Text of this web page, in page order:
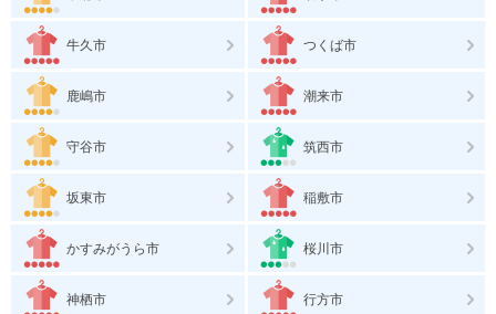
牛久市 つくば市
鹿嶋市 潮来市
守谷市 筑西市
坂東市 稲敷市
かすみがうら市 桜川市
神栖市 行方市